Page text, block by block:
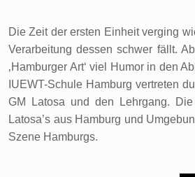
Die Zeit der ersten Einheit verging
Verarbeitung dessen schwer fällt.
‚Hamburger Art‘ viel Humor in den
IUEWT-Schule Hamburg vertreten
GM Latosa und den Lehrgang.
Latosa’s aus Hamburg und
Szene Hamburgs.